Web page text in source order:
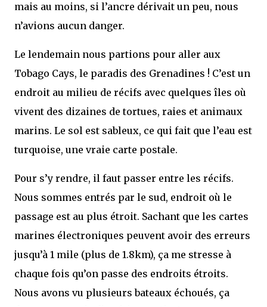
mais au moins, si l’ancre dérivait un peu, nous
n’avions aucun danger.
Le lendemain nous partions pour aller aux
Tobago Cays, le paradis des Grenadines ! C’est un
endroit au milieu de récifs avec quelques îles où
vivent des dizaines de tortues, raies et animaux
marins. Le sol est sableux, ce qui fait que l’eau est
turquoise, une vraie carte postale.
Pour s’y rendre, il faut passer entre les récifs.
Nous sommes entrés par le sud, endroit où le
passage est au plus étroit. Sachant que les cartes
marines électroniques peuvent avoir des erreurs
jusqu’à 1 mile (plus de 1.8km), ça me stresse à
chaque fois qu’on passe des endroits étroits.
Nous avons vu plusieurs bateaux échoués, ça